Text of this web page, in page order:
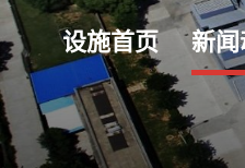
设施首页 新